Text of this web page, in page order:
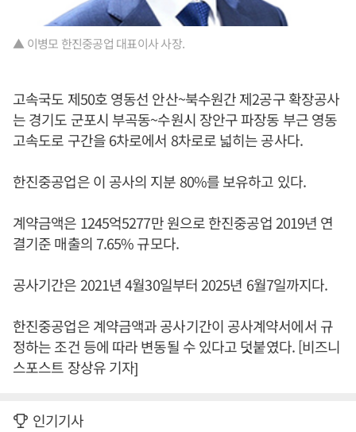
▲ 이병모 한진중공업 대표이사 사장.
고속국도 제50호 영동선 안산~북수원간 제2공구 확장공사
는 경기도 군포시 부곡동~수원시 장안구 파장동 부근 영동
고속도로 구간을 6차로에서 8차로로 넓히는 공사다.
한진중공업은 이 공사의 지분 80%를 보유하고 있다.
계약금액은 1245억5277만 원으로 한진중공업 2019년 연
결기준 매출의 7.65% 규모다.
공사기간은 2021년 4월30일부터 2025년 6월7일까지다.
한진중공업은 계약금액과 공사기간이 공사계약서에서 규
정하는 조건 등에 따라 변동될 수 있다고 덧붙였다. [비즈니
스포스트 장상유 기자]
인기기사